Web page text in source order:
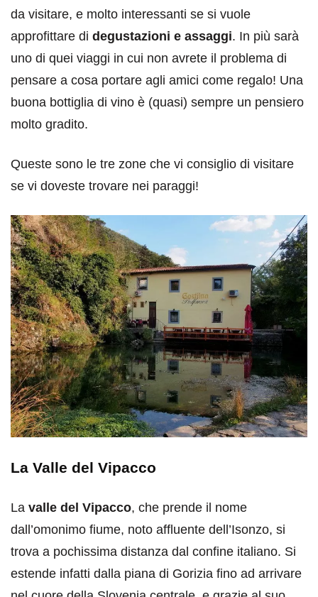
da visitare, e molto interessanti se si vuole
approfittare di degustazioni e assaggi. In più sarà
uno di quei viaggi in cui non avrete il problema di
pensare a cosa portare agli amici come regalo! Una
buona bottiglia di vino è (quasi) sempre un pensiero
molto gradito.
Queste sono le tre zone che vi consiglio di visitare
se vi doveste trovare nei paraggi!
La Valle del Vipacco
La valle del Vipacco, che prende il nome
dall’omonimo fiume, noto affluente dell’Isonzo, si
trova a pochissima distanza dal confine italiano. Si
estende infatti dalla piana di Gorizia fino ad arrivare